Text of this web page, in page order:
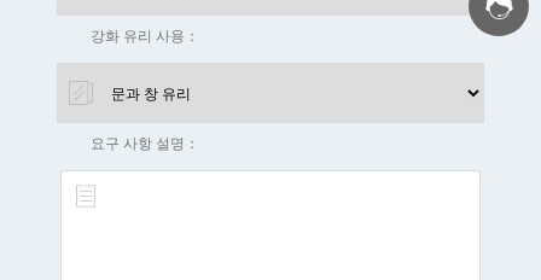
강화 유리 사용：
요구 사항 설명：